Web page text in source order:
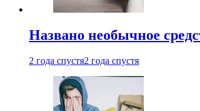
Названо необычное
2 года спустя2 года спустя